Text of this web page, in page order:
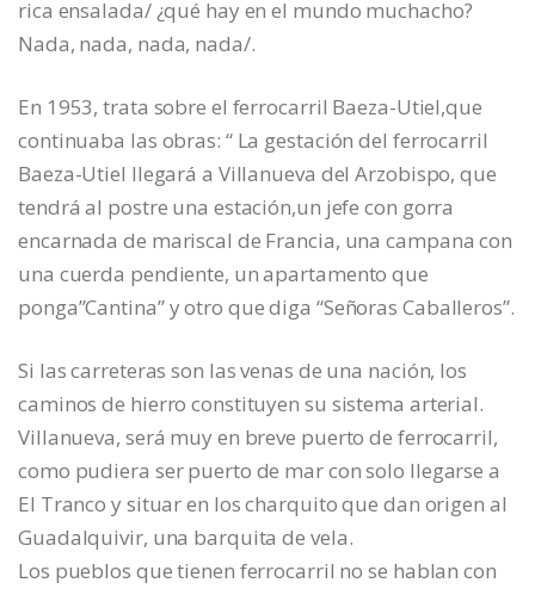
rica ensalada/ ¿qué hay en el mundo muchacho?
Nada, nada, nada, nada/.
En 1953, trata sobre el ferrocarril Baeza-Utiel,que
continuaba las obras: “ La gestación del ferrocarril
Baeza-Utiel llegará a Villanueva del Arzobispo, que
tendrá al postre una estación,un jefe con gorra
encarnada de mariscal de Francia, una campana con
una cuerda pendiente, un apartamento que
ponga”Cantina” y otro que diga “Señoras Caballeros”.
Si las carreteras son las venas de una nación, los
caminos de hierro constituyen su sistema arterial.
Villanueva, será muy en breve puerto de ferrocarril,
como pudiera ser puerto de mar con solo llegarse a
El Tranco y situar en los charquito que dan origen al
Guadalquivir, una barquita de vela.
Los pueblos que tienen ferrocarril no se hablan con